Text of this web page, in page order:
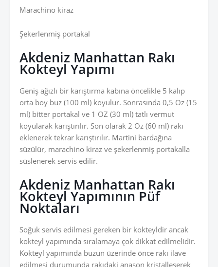
Marachino kiraz
Şekerlenmiş portakal
Akdeniz Manhattan Rakı
Kokteyl Yapımı
Geniş ağızlı bir karıştırma kabına öncelikle 5 kalıp
orta boy buz (100 ml) koyulur. Sonrasında 0,5 Oz (15
ml) bitter portakal ve 1 OZ (30 ml) tatlı vermut
koyularak karıştırılır. Son olarak 2 Oz (60 ml) rakı
eklenerek tekrar karıştırılır. Martini bardağına
süzülür, marachino kiraz ve şekerlenmiş portakalla
süslenerek servis edilir.
Akdeniz Manhattan Rakı
Kokteyl Yapımının Püf
Noktaları
Soğuk servis edilmesi gereken bir kokteyldir ancak
kokteyl yapımında sıralamaya çok dikkat edilmelidir.
Kokteyl yapımında buzun üzerinde önce rakı ilave
edilmesi durumunda rakıdaki anason kristalleşerek